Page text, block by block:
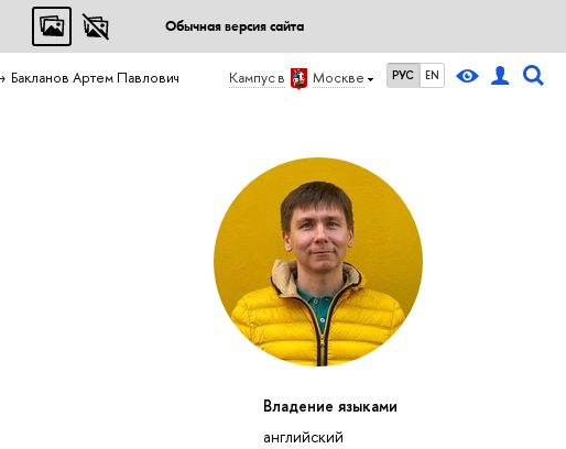
Обычная версия сайта
Кампус в Москве РУС EN
Бакланов Артем Павлович
Владение языками
английский